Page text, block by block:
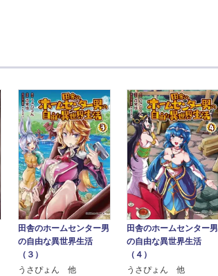
田舎のホームセンター男
の自由な異世界生活
（３）
うさぴょん 他
田舎のホームセンター男
の自由な異世界生活
（４）
うさぴょん 他